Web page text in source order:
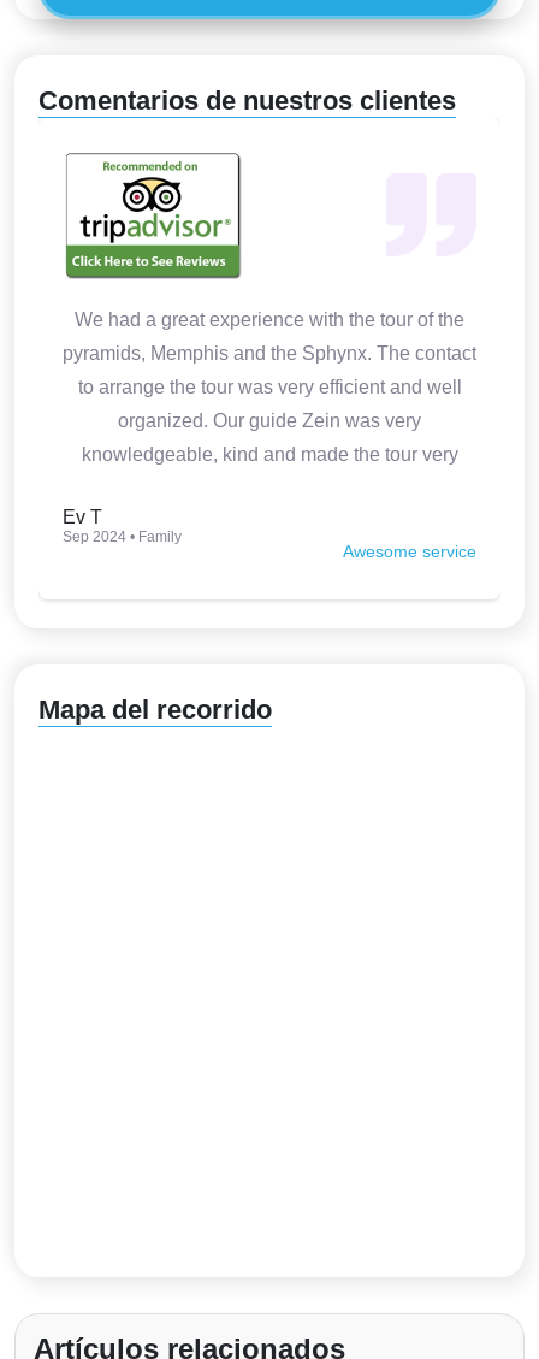
Comentarios de nuestros clientes
We had a great experience with the tour of the
pyramids, Memphis and the Sphynx. The contact
to arrange the tour was very efficient and well
organized. Our guide Zein was very
knowledgeable, kind and made the tour very
Ev T
Sep 2024 • Family
Awesome service
Mapa del recorrido
Artículos relacionados